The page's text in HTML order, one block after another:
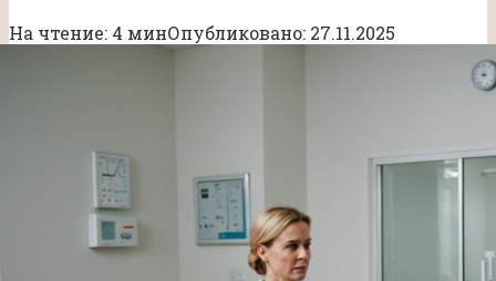
На чтение: 4 минОпубликовано: 27.11.2025